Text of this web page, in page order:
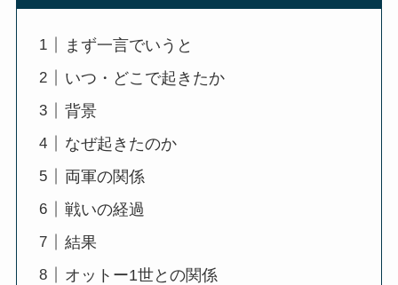
まず一言でいうと
いつ・どこで起きたか
背景
なぜ起きたのか
両軍の関係
戦いの経過
結果
オットー1世との関係